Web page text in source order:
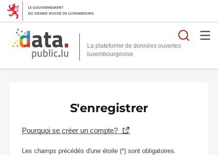
La plateforme de données ouvertes
S'enregistrer
Pourquoi se créer un compte?
Les champs précédés d'une étoile (*) sont obligatoires.